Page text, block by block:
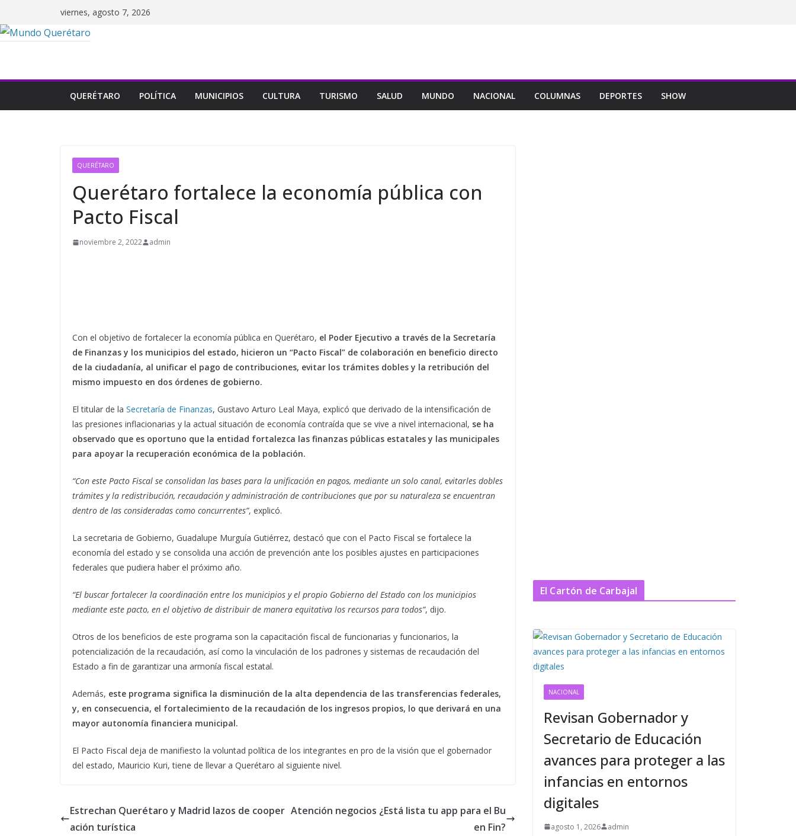
al
contenido
viernes, agosto 7, 2026
QUERÉTARO POLÍTICA MUNICIPIOS CULTURA TURISMO SALUD MUNDO NACIONAL COLUMNAS DEPORTES SHOW
QUERÉTARO
Querétaro fortalece la economía pública con
Pacto Fiscal
noviembre 2, 2022 admin
Con el objetivo de fortalecer la economía pública en Querétaro, el Poder Ejecutivo a través de la Secretaría
de Finanzas y los municipios del estado, hicieron un “Pacto Fiscal” de colaboración en beneficio directo
de la ciudadanía, al unificar el pago de contribuciones, evitar los trámites dobles y la retribución del
mismo impuesto en dos órdenes de gobierno.
El titular de la Secretaría de Finanzas, Gustavo Arturo Leal Maya, explicó que derivado de la intensificación de
las presiones inflacionarias y la actual situación de economía contraída que se vive a nivel internacional, se ha
observado que es oportuno que la entidad fortalezca las finanzas públicas estatales y las municipales
para apoyar la recuperación económica de la población.
“Con este Pacto Fiscal se consolidan las bases para la unificación en pagos, mediante un solo canal, evitarles dobles
trámites y la redistribución, recaudación y administración de contribuciones que por su naturaleza se encuentran
dentro de las consideradas como concurrentes”, explicó.
La secretaria de Gobierno, Guadalupe Murguía Gutiérrez, destacó que con el Pacto Fiscal se fortalece la
economía del estado y se consolida una acción de prevención ante los posibles ajustes en participaciones
federales que pudiera haber el próximo año.
“El buscar fortalecer la coordinación entre los municipios y el propio Gobierno del Estado con los municipios
mediante este pacto, en el objetivo de distribuir de manera equitativa los recursos para todos”, dijo.
Otros de los beneficios de este programa son la capacitación fiscal de funcionarias y funcionarios, la
potencialización de la recaudación, así como la vinculación de los padrones y sistemas de recaudación del
Estado a fin de garantizar una armonía fiscal estatal.
Además, este programa significa la disminución de la alta dependencia de las transferencias federales,
y, en consecuencia, el fortalecimiento de la recaudación de los ingresos propios, lo que derivará en una
mayor autonomía financiera municipal.
El Pacto Fiscal deja de manifiesto la voluntad política de los integrantes en pro de la visión que el gobernador
del estado, Mauricio Kuri, tiene de llevar a Querétaro al siguiente nivel.
Estrechan Querétaro y Madrid lazos de cooper
ación turística
Atención negocios ¿Está lista tu app para el Bu
en Fin?
El Cartón de Carbajal
NACIONAL
Revisan Gobernador y
Secretario de Educación
avances para proteger a las
infancias en entornos
digitales
agosto 1, 2026 admin